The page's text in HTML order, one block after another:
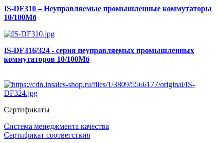
IS-DF310 – Неуправляемые промышленные коммутаторы
10/100Мб
IS-DF316/324 - серия неуправляемых промышленных
коммутаторов 10/100Мб
Сертификаты
Система менеджмента качества
Сертификат соответствия